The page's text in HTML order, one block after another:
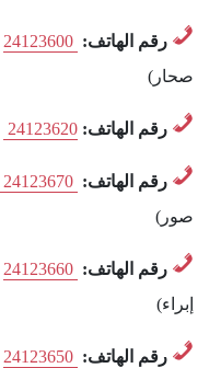
رقم الهاتف: ‎24123600‎‏ ‏
صحار)
رقم الهاتف: ‎ 24123620‎‏‏
رقم الهاتف: ‎ 24123670‎‏ ‏
صور)
رقم الهاتف: ‎24123660‎‏ ‏
إبراء)
رقم الهاتف: ‎24123650‎‏ ‏